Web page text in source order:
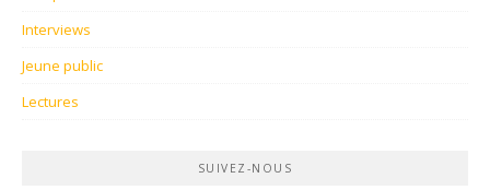
Interviews
Jeune public
Lectures
SUIVEZ-NOUS